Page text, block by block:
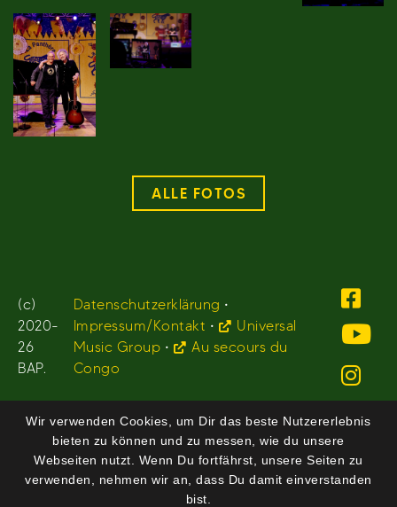
ALLE FOTOS
(c)
2020-
26
BAP.
Datenschutzerklärung •
Impressum/Kontakt •
Universal
Music Group •
Au secours du
Congo
Wir verwenden Cookies, um Dir das beste Nutzererlebnis
bieten zu können und zu messen, wie du unsere
Webseiten nutzt. Wenn Du fortfährst, unsere Seiten zu
verwenden, nehmen wir an, dass Du damit einverstanden
bist.